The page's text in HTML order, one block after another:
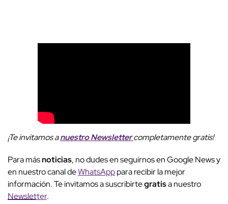
¡Te invitamos anuestroNewslettercompletamente gratis!
Para másnoticias, no dudes en seguirnos en Google News y
en nuestro canal deWhatsApppara recibir la mejor
información. Te invitamos a suscribirtegratisa nuestro
Newsletter.